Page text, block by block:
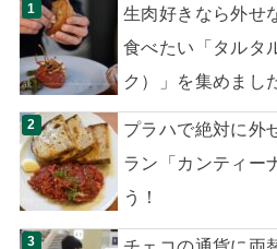
生肉好きなら外せ
食べたい「タルタ
ク）」を集めまし
プラハで絶対に外
ラン「カンティー
う！